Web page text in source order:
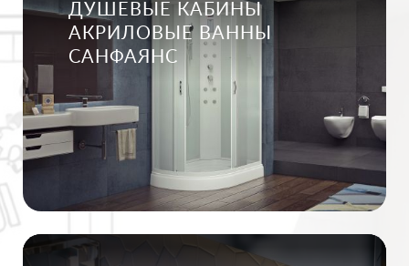
ДУШЕВЫЕ КАБИНЫ
АКРИЛОВЫЕ ВАННЫ
САНФАЯНС